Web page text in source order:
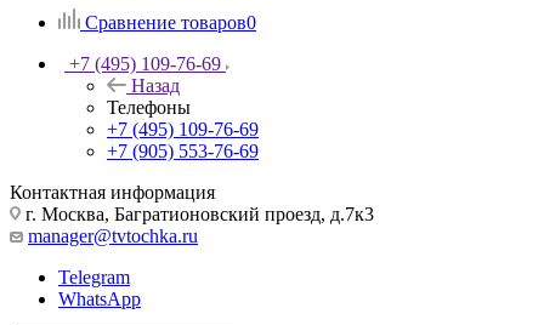
Сравнение товаров0
+7 (495) 109-76-69
Назад
Телефоны
+7 (495) 109-76-69
+7 (905) 553-76-69
Контактная информация
г. Москва, Багратионовский проезд, д.7к3
manager@tvtochka.ru
Telegram
WhatsApp